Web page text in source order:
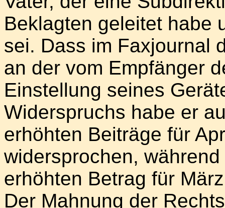
Beklagten geleitet habe
sei. Dass im Faxjournal
an der vom Empfänger
Einstellung seines
Widerspruchs habe er
erhöhten Beiträge für
widersprochen,
erhöhten Betrag für
Der Mahnung der